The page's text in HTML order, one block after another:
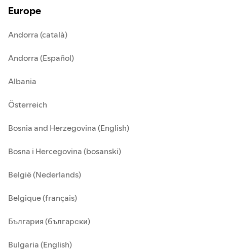
Europe
Andorra (català)
Andorra (Español)
Albania
Österreich
Bosnia and Herzegovina (English)
Bosna i Hercegovina (bosanski)
België (Nederlands)
Belgique (français)
България (български)
Bulgaria (English)